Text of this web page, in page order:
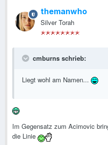
themanwho
Silver Torah
cmburns schrieb:
Liegt wohl am Namen...
Im Gegensatz zum Acimovic
die Linie